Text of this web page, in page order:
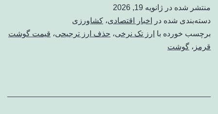
دام/
قیمت
گوشت
منتشر شده در ژانویه 19, 2026
دسته‌بندی شده در
اخبار اقتصادی، کشاورزی
برچسب خورده با ارز تک نرخی، حذف ارز ترجیحی، قیمت گوشت
قرمز ، گوشت